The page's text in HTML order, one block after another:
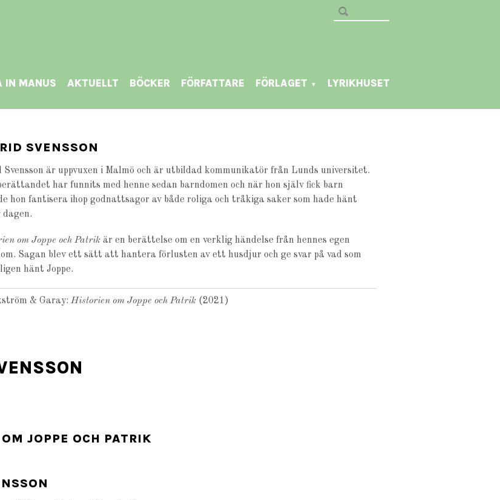
IN MANUS AKTUELLT BÖCKER FÖRFATTARE FÖRLAGET ▼ LYRIKHUSET
SVENSSON
Svensson är uppvuxen i Malmö och är utbildad kommunikatör från Lunds universitet.
har funnits med henne sedan barndomen och när hon själv fick barn
hon fantisera ihop godnattsagor av både roliga och tråkiga saker som hade hänt
dagen.
om Joppe och Patrikär en berättelse om en verklig händelse från hennes egen
Sagan blev ett sätt att hantera förlusten av ett husdjur och ge svar på vad som
hänt Joppe.
& Garay: Historien om Joppe och Patrik(2021)
JOPPE OCH PATRIK